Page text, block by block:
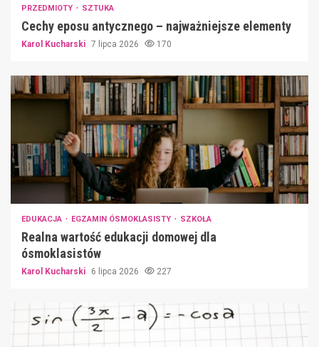
PRZEDMIOTY SZTUKA
Cechy eposu antycznego – najważniejsze elementy
Karol Kucharski 7 lipca 2026 170
EDUKACJA EGZAMIN ÓSMOKLASISTY SZKOŁA
Realna wartość edukacji domowej dla
ósmoklasistów
Karol Kucharski 6 lipca 2026 227